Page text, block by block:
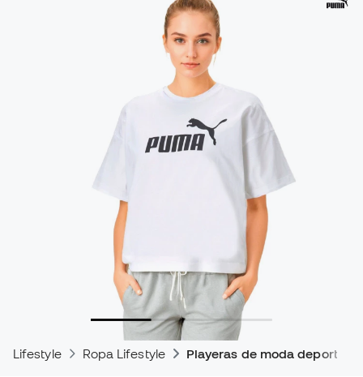
Lifestyle Ropa Lifestyle Playeras de moda deportiva